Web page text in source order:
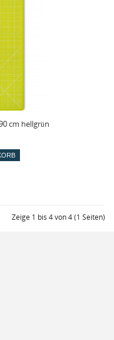
cm hellgrün
Zeige 1 bis 4 von 4 (1 Seiten)